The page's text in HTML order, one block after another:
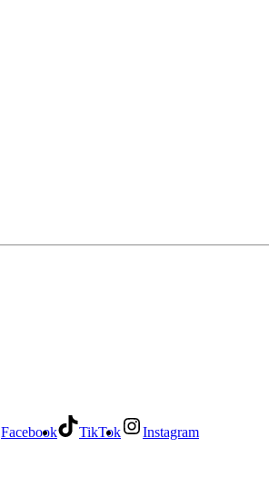
Facebook TikTok
Instagram